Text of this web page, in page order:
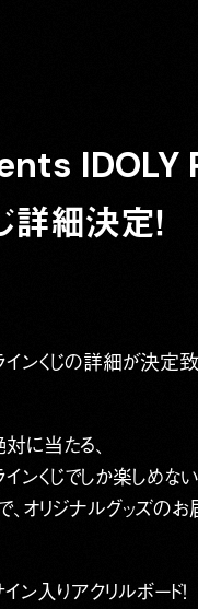
詳細決定！
くじの詳細が決定致し
に当たる、
ンくじでしか楽しめな
リジナルグッズのお
ン入りアクリルボード！